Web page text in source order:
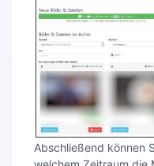
Abschließend können